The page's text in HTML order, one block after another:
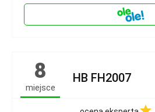
8
miejsce
HB FH2007